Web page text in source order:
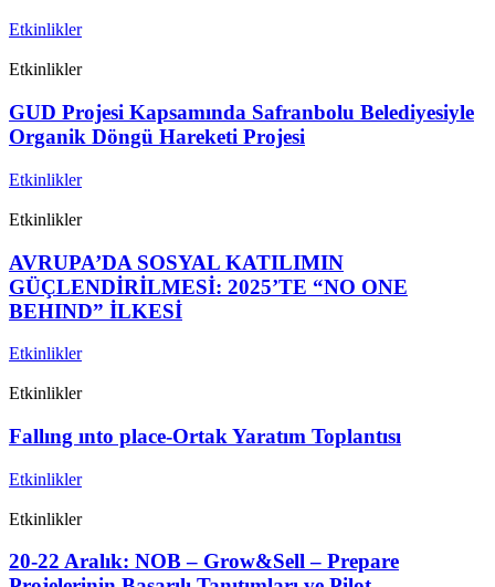
Etkinlikler
Etkinlikler
GUD Projesi Kapsamında Safranbolu Belediyesiyle
Organik Döngü Hareketi Projesi
Etkinlikler
Etkinlikler
AVRUPA’DA SOSYAL KATILIMIN
GÜÇLENDİRİLMESİ: 2025’TE “NO ONE
BEHIND” İLKESİ
Etkinlikler
Etkinlikler
Fallıng ınto place-Ortak Yaratım Toplantısı
Etkinlikler
Etkinlikler
20-22 Aralık: NOB – Grow&Sell – Prepare